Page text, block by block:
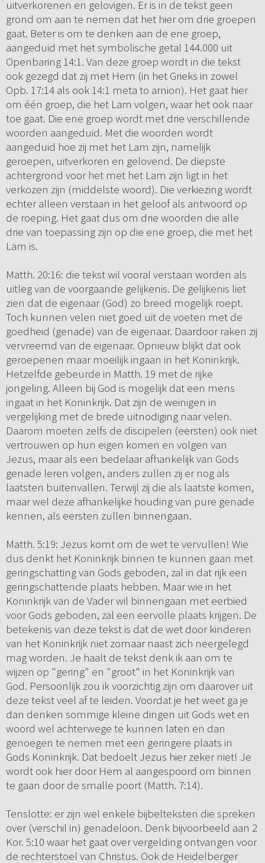
uitverkorenen en gelovigen. Er is in de tekst geen
grond om aan te nemen dat het hier om drie groepen
gaat. Beter is om te denken aan de ene groep,
aangeduid met het symbolische getal 144.000 uit
Openbaring 14:1. Van deze groep wordt in die tekst
ook gezegd dat zij met Hem (in het Grieks in zowel
Opb. 17:14 als ook 14:1 meta to arnion). Het gaat hier
om één groep, die het Lam volgen, waar het ook naar
toe gaat. Die ene groep wordt met drie verschillende
woorden aangeduid. Met die woorden wordt
aangeduid hoe zij met het Lam zijn, namelijk
geroepen, uitverkoren en gelovend. De diepste
achtergrond voor het met het Lam zijn ligt in het
verkozen zijn (middelste woord). Die verkiezing wordt
echter alleen verstaan in het geloof als antwoord op
de roeping. Het gaat dus om drie woorden die alle
drie van toepassing zijn op die ene groep, die met het
Lam is.
Matth. 20:16: die tekst wil vooral verstaan worden als
uitleg van de voorgaande gelijkenis. De gelijkenis liet
zien dat de eigenaar (God) zo breed mogelijk roept.
Toch kunnen velen niet goed uit de voeten met de
goedheid (genade) van de eigenaar. Daardoor raken zij
vervreemd van de eigenaar. Opnieuw blijkt dat ook
geroepenen maar moeilijk ingaan in het Koninkrijk.
Hetzelfde gebeurde in Matth. 19 met de rijke
jongeling. Alleen bij God is mogelijk dat een mens
ingaat in het Koninkrijk. Dat zijn de weinigen in
vergelijking met de brede uitnodiging naar velen.
Daarom moeten zelfs de discipelen (eersten) ook niet
vertrouwen op hun eigen komen en volgen van
Jezus, maar als een bedelaar afhankelijk van Gods
genade leren volgen, anders zullen zij er nog als
laatsten buitenvallen. Terwijl zij die als laatste komen,
maar wel deze afhankelijke houding van pure genade
kennen, als eersten zullen binnengaan.
Matth. 5:19: Jezus komt om de wet te vervullen! Wie
dus denkt het Koninkrijk binnen te kunnen gaan met
geringschatting van Gods geboden, zal in dat rijk een
geringschattende plaats hebben. Maar wie in het
Koninkrijk van de Vader wil binnengaan met eerbied
voor Gods geboden, zal een eervolle plaats krijgen. De
betekenis van deze tekst is dat de wet door kinderen
van het Koninkrijk niet zomaar naast zich neergelegd
mag worden. Je haalt de tekst denk ik aan om te
wijzen op "gering" en "groot" in het Koninkrijk van
God. Persoonlijk zou ik voorzichtig zijn om daarover uit
deze tekst veel af te leiden. Voordat je het weet ga je
dan denken sommige kleine dingen uit Gods wet en
woord wel achterwege te kunnen laten en dan
genoegen te nemen met een geringere plaats in
Gods Koninkrijk. Dat bedoelt Jezus hier zeker niet! Je
wordt ook hier door Hem al aangespoord om binnen
te gaan door de smalle poort (Matth. 7:14).
Tenslotte: er zijn wel enkele bijbelteksten die spreken
over (verschil in) genadeloon. Denk bijvoorbeeld aan 2
Kor. 5:10 waar het gaat over vergelding ontvangen voor
de rechterstoel van Christus. Ook de Heidelberger